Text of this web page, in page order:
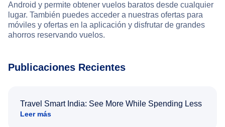
Android y permite obtener vuelos baratos desde cualquier
lugar. También puedes acceder a nuestras ofertas para
móviles y ofertas en la aplicación y disfrutar de grandes
ahorros reservando vuelos.
Publicaciones Recientes
Travel Smart India: See More While Spending Less
Leer más